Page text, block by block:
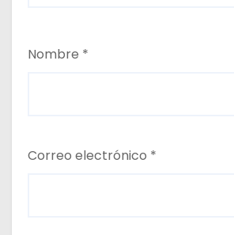
Nombre *
Correo electrónico *